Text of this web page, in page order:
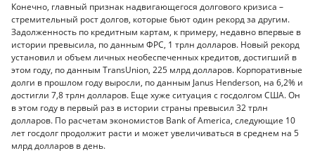
Конечно, главный признак надвигающегося долгового кризиса –
стремительный рост долгов, которые бьют один рекорд за другим.
Задолженность по кредитным картам, к примеру, недавно впервые в
истории превысила, по данным ФРС, 1 трлн долларов. Новый рекорд
установил и объем личных необеспеченных кредитов, достигший в
этом году, по данным TransUnion, 225 млрд долларов. Корпоративные
долги в прошлом году выросли, по данным Janus Henderson, на 6,2% и
достигли 7,8 трлн долларов. Еще хуже ситуация с госдолгом США. Он
в этом году в первый раз в истории страны превысил 32 трлн
долларов. По расчетам экономистов Bank of America, следующие 10
лет госдолг продолжит расти и может увеличиваться в среднем на 5
млрд долларов в день.